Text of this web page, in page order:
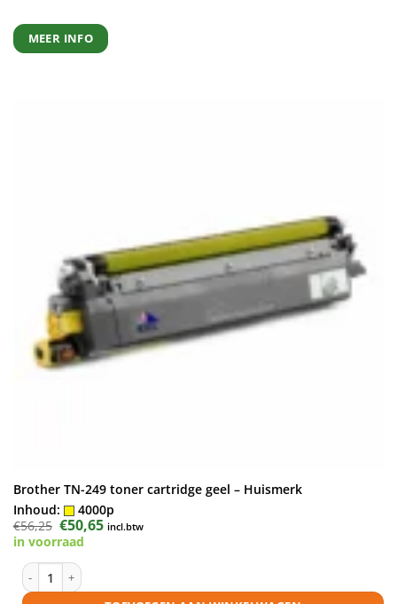
MEER INFO
Brother TN-249 toner cartridge geel – Huismerk
Inhoud:
4000p
€56,25 Oorspronkelijke
prijs
was:
€50,65Huidige
prijs
incl.btw
in voorraad
Brother TN-249 toner cartridge geel - Huismerk aantal